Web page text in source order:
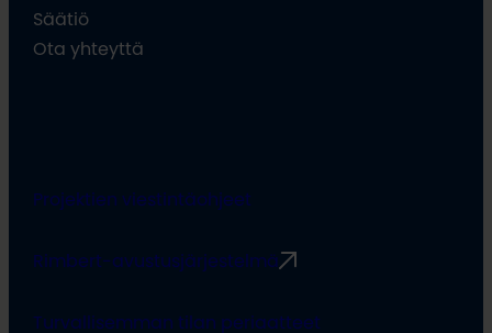
Säätiö
Ota yhteyttä
Projektien viestintäohjeet
Rimbert-avustusjärjestelmä
Turvallisemman tilan periaatteet